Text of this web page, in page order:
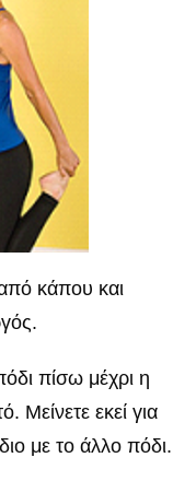
κάπου και
πίσω μέχρι η
Μείνετε εκεί για
με το άλλο πόδι.